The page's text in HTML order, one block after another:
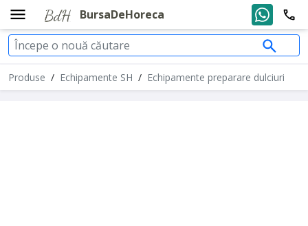
BursaDeHoreca
Produse / Echipamente SH / Echipamente preparare dulciuri